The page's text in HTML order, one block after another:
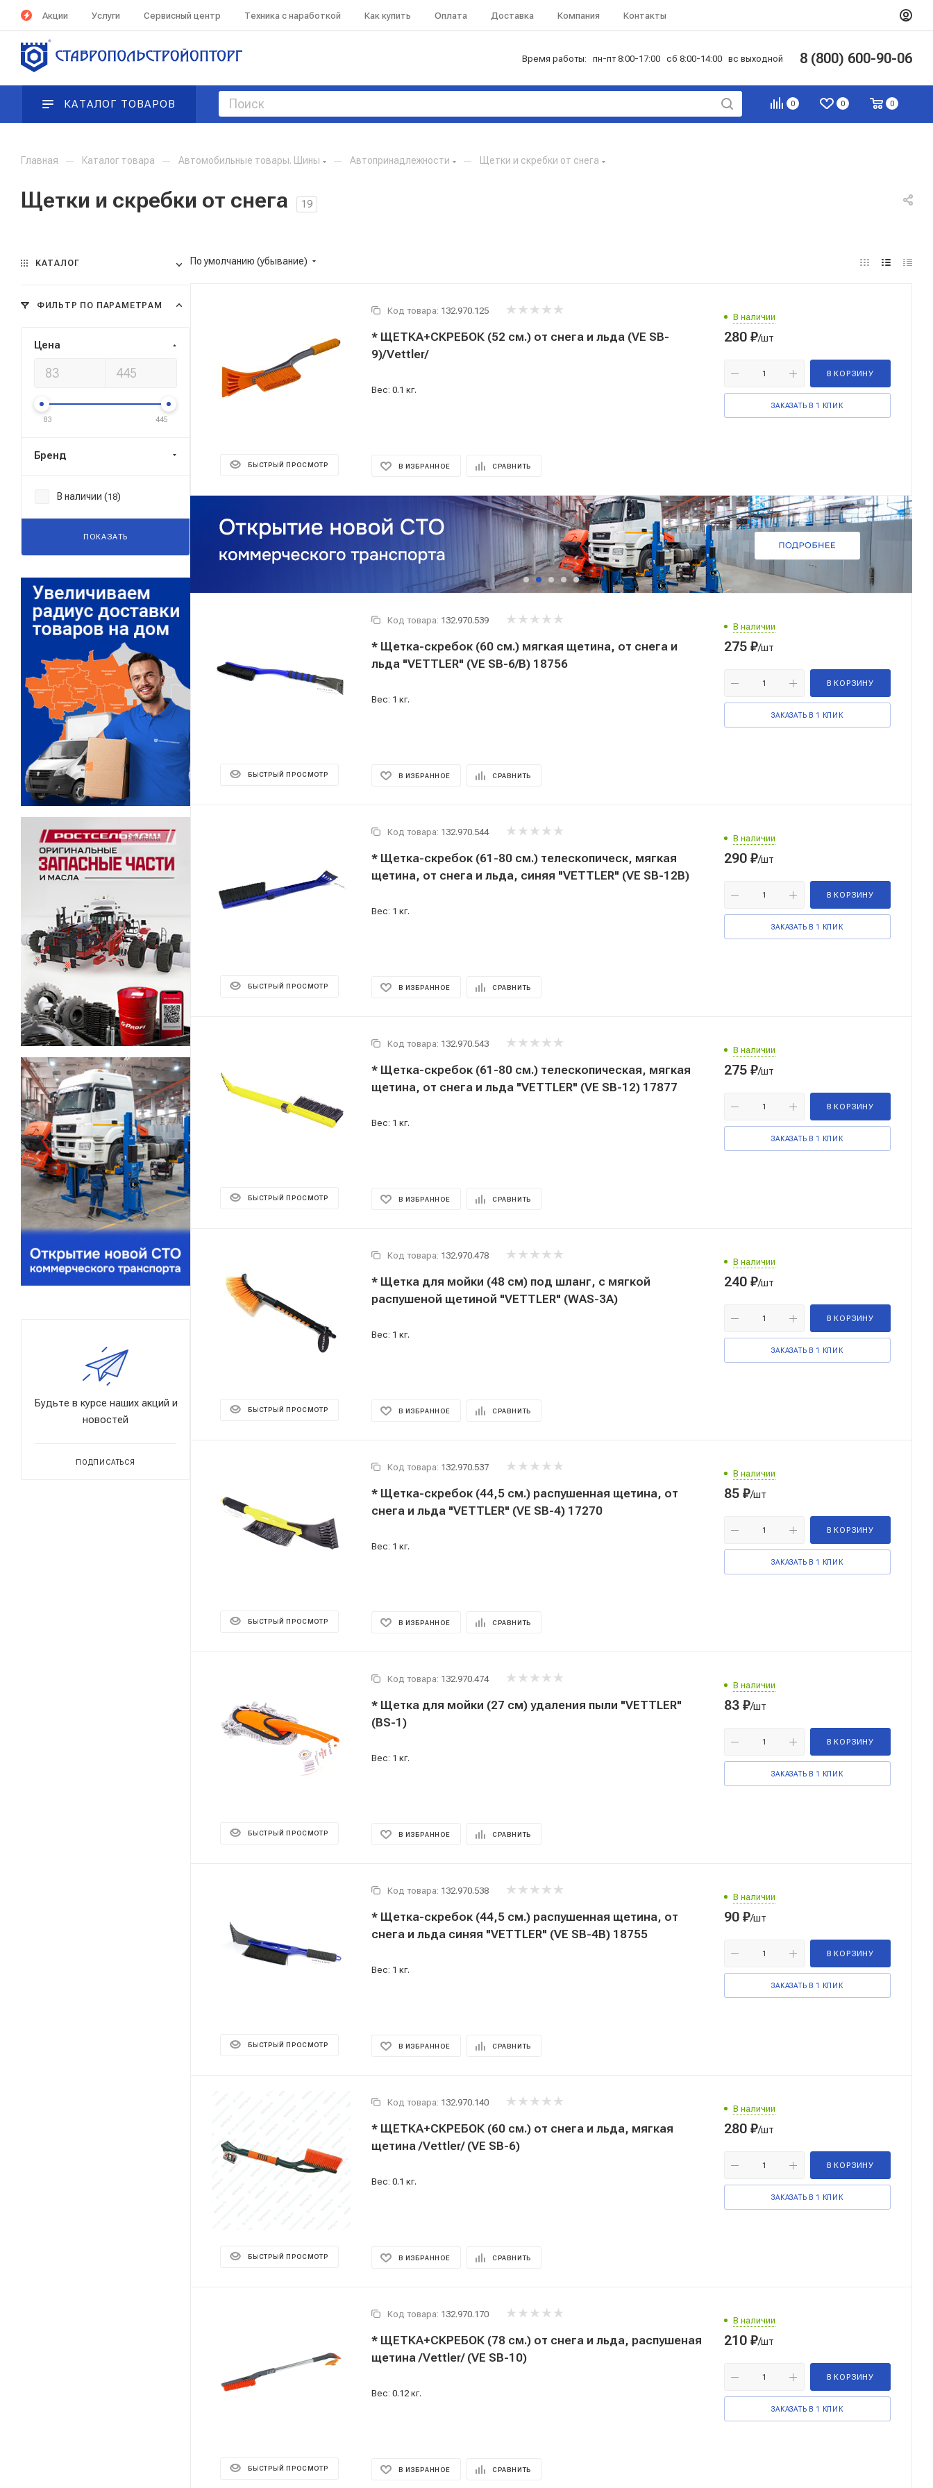
Акции Услуги Сервисный центр Техника с наработкой Как купить Оплата Доставка Компания Контакты
Время работы: пн-пт 8:00-17:00 сб 8:00-14:00 вс выходной 8 (800) 600-90-06
0 0 0
КАТАЛОГ ТОВАРОВ
Главная — Каталог товара — Автомобильные товары. Шины — Автопринадлежности — Щетки и скребки от снега
Щетки и скребки от снега 19
По умолчанию (убывание)
БЫСТРЫЙ ПРОСМОТР
Код товара: 132.970.125
* ЩЕТКА+СКРЕБОК (52 см.) от cнeга и льдa (VE SB-
9)/Vettler/
Вес: 0.1 кг.
В ИЗБРАННОЕ СРАВНИТЬ
В наличии
280 ₽/шт
В КОРЗИНУ
ЗАКАЗАТЬ В 1 КЛИК
БЫСТРЫЙ ПРОСМОТР
Код товара: 132.970.539
* Щетка-скребок (60 см.) мягкая щетина, от снега и
льда "VETTLER" (VE SB-6/B) 18756
Вес: 1 кг.
В ИЗБРАННОЕ СРАВНИТЬ
В наличии
275 ₽/шт
В КОРЗИНУ
ЗАКАЗАТЬ В 1 КЛИК
БЫСТРЫЙ ПРОСМОТР
Код товара: 132.970.544
* Щетка-скребок (61-80 см.) телескопическ, мягкая
щетина, от снега и льда, синяя "VETTLER" (VE SB-12В)
Вес: 1 кг.
В ИЗБРАННОЕ СРАВНИТЬ
В наличии
290 ₽/шт
В КОРЗИНУ
ЗАКАЗАТЬ В 1 КЛИК
БЫСТРЫЙ ПРОСМОТР
Код товара: 132.970.543
* Щетка-скребок (61-80 см.) телескопическая, мягкая
щетина, от снега и льда "VETTLER" (VE SB-12) 17877
Вес: 1 кг.
В ИЗБРАННОЕ СРАВНИТЬ
В наличии
275 ₽/шт
В КОРЗИНУ
ЗАКАЗАТЬ В 1 КЛИК
БЫСТРЫЙ ПРОСМОТР
Код товара: 132.970.478
* Щетка для мойки (48 см) под шланг, с мягкой
распушеной щетиной "VETTLER" (WAS-3А)
Вес: 1 кг.
В ИЗБРАННОЕ СРАВНИТЬ
В наличии
240 ₽/шт
В КОРЗИНУ
ЗАКАЗАТЬ В 1 КЛИК
БЫСТРЫЙ ПРОСМОТР
Код товара: 132.970.537
* Щетка-скребок (44,5 см.) распушенная щетина, от
снега и льда "VETTLER" (VE SB-4) 17270
Вес: 1 кг.
В ИЗБРАННОЕ СРАВНИТЬ
В наличии
85 ₽/шт
В КОРЗИНУ
ЗАКАЗАТЬ В 1 КЛИК
БЫСТРЫЙ ПРОСМОТР
Код товара: 132.970.474
* Щетка для мойки (27 см) удаления пыли "VETTLER"
(BS-1)
Вес: 1 кг.
В ИЗБРАННОЕ СРАВНИТЬ
В наличии
83 ₽/шт
В КОРЗИНУ
ЗАКАЗАТЬ В 1 КЛИК
БЫСТРЫЙ ПРОСМОТР
Код товара: 132.970.538
* Щетка-скребок (44,5 см.) распушенная щетина, от
снега и льда синяя "VETTLER" (VE SB-4В) 18755
Вес: 1 кг.
В ИЗБРАННОЕ СРАВНИТЬ
В наличии
90 ₽/шт
В КОРЗИНУ
ЗАКАЗАТЬ В 1 КЛИК
БЫСТРЫЙ ПРОСМОТР
Код товара: 132.970.140
* ЩЕТКА+СКРЕБОК (60 см.) от снега и льда, мягкая
щетина /Vettler/ (VE SB-6)
Вес: 0.1 кг.
В ИЗБРАННОЕ СРАВНИТЬ
В наличии
280 ₽/шт
В КОРЗИНУ
ЗАКАЗАТЬ В 1 КЛИК
БЫСТРЫЙ ПРОСМОТР
Код товара: 132.970.170
* ЩЕТКА+СКРЕБОК (78 см.) от снега и льда, распушеная
щетина /Vettler/ (VE SB-10)
Вес: 0.12 кг.
В ИЗБРАННОЕ СРАВНИТЬ
В наличии
210 ₽/шт
В КОРЗИНУ
ЗАКАЗАТЬ В 1 КЛИК
КАТАЛОГ
ФИЛЬТР ПО ПАРАМЕТРАМ
Цена
83 445
Бренд
В наличии (18)
ПОКАЗАТЬ
Реклама ⋮
Будьте в курсе наших акций и
новостей
ПОДПИСАТЬСЯ